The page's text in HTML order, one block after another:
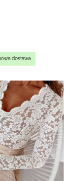
dostawa